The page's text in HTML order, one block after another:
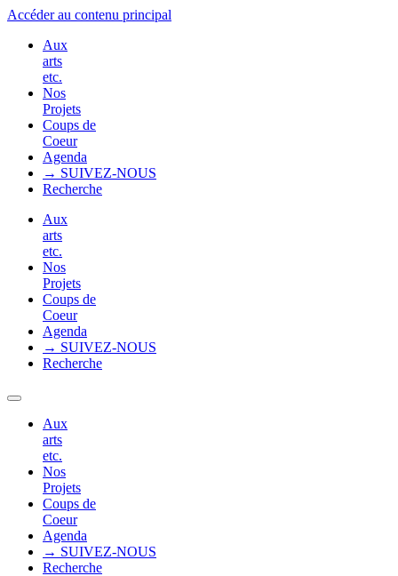
Accéder au contenu principal
Aux
arts
etc.
Nos
Projets
Coups de
Coeur
Agenda
→ SUIVEZ-NOUS
Recherche
Aux
arts
etc.
Nos
Projets
Coups de
Coeur
Agenda
→ SUIVEZ-NOUS
Recherche
Aux
arts
etc.
Nos
Projets
Coups de
Coeur
Agenda
→ SUIVEZ-NOUS
Recherche